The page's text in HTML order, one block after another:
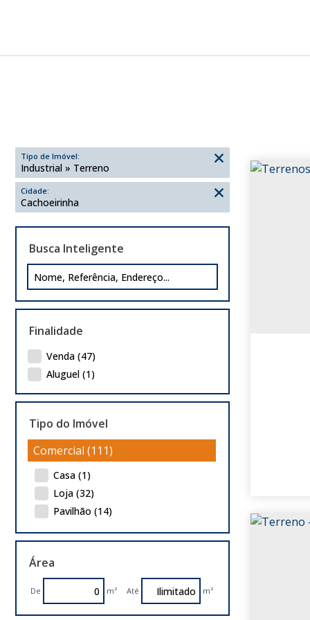
Tipo de Imóvel:
Industrial » Terreno
Cidade:
Cachoeirinha
Busca Inteligente
Finalidade
Venda (47)
Aluguel (1)
Tipo do Imóvel
Comercial (111)
Casa (1)
Loja (32)
Pavilhão (14)
Prédio (10)
Terreno (48)
Industrial (78)
Pavilhão (31)
Área
De m² Até m²